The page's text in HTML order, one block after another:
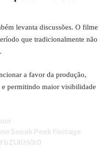
levanta discussões. O filme
que tradicionalmente não
a favor da produção,
permitindo maior visibilidade